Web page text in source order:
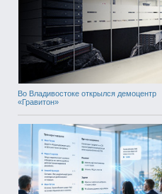
Во Владивостоке открылся демоцентр
«Гравитон»